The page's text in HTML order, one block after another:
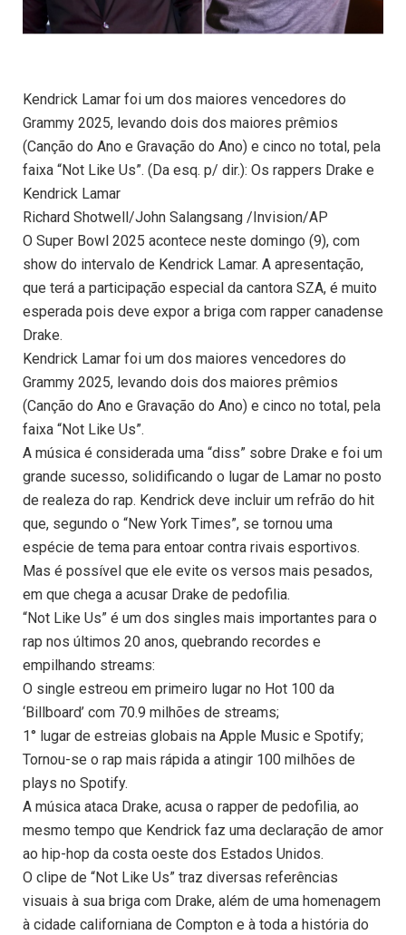
Kendrick Lamar foi um dos maiores vencedores do
Grammy 2025, levando dois dos maiores prêmios
(Canção do Ano e Gravação do Ano) e cinco no total, pela
faixa “Not Like Us”. (Da esq. p/ dir.): Os rappers Drake e
Kendrick Lamar
Richard Shotwell/John Salangsang /Invision/AP
O Super Bowl 2025 acontece neste domingo (9), com
show do intervalo de Kendrick Lamar. A apresentação,
que terá a participação especial da cantora SZA, é muito
esperada pois deve expor a briga com rapper canadense
Drake.
Kendrick Lamar foi um dos maiores vencedores do
Grammy 2025, levando dois dos maiores prêmios
(Canção do Ano e Gravação do Ano) e cinco no total, pela
faixa “Not Like Us”.
A música é considerada uma “diss” sobre Drake e foi um
grande sucesso, solidificando o lugar de Lamar no posto
de realeza do rap. Kendrick deve incluir um refrão do hit
que, segundo o “New York Times”, se tornou uma
espécie de tema para entoar contra rivais esportivos.
Mas é possível que ele evite os versos mais pesados,
em que chega a acusar Drake de pedofilia.
“Not Like Us” é um dos singles mais importantes para o
rap nos últimos 20 anos, quebrando recordes e
empilhando streams:
O single estreou em primeiro lugar no Hot 100 da
‘Billboard’ com 70.9 milhões de streams;
1° lugar de estreias globais na Apple Music e Spotify;
Tornou-se o rap mais rápida a atingir 100 milhões de
plays no Spotify.
A música ataca Drake, acusa o rapper de pedofilia, ao
mesmo tempo que Kendrick faz uma declaração de amor
ao hip-hop da costa oeste dos Estados Unidos.
O clipe de “Not Like Us” traz diversas referências
visuais à sua briga com Drake, além de uma homenagem
à cidade californiana de Compton e à toda a história do